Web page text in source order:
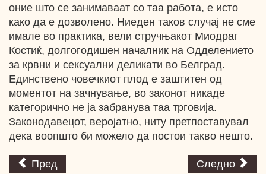
оние што се занимаваат со таа работа, е исто
како да е дозволено. Ниеден таков случај не сме
имале во практика, вели стручњакот Миодраг
Костиќ, долгогодишен началник на Одделението
за крвни и сексуални деликати во Белград.
Единствено човечкиот плод e заштитен од
моментот на зачнување, во законот никаде
категорично не ја забранува таа трговија.
Законодавецот, веројатно, ниту претпоставувал
дека воопшто би можело да постои такво нешто.
Пред Следно